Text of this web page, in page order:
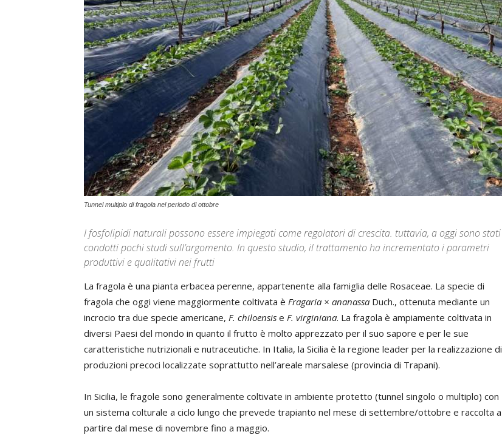
Tunnel multiplo di fragola nel periodo di ottobre
I fosfolipidi naturali possono essere impiegati come regolatori di crescita. tuttavia, a oggi sono stati
condotti pochi studi sull’argomento. In questo studio, il trattamento ha incrementato i parametri
produttivi e qualitativi nei frutti
La fragola è una pianta erbacea perenne, appartenente alla famiglia delle Rosaceae. La specie di
fragola che oggi viene maggiormente coltivata è Fragaria × ananassa Duch., ottenuta mediante un
incrocio tra due specie americane, F. chiloensis e F. virginiana. La fragola è ampiamente coltivata in
diversi Paesi del mondo in quanto il frutto è molto apprezzato per il suo sapore e per le sue
caratteristiche nutrizionali e nutraceutiche. In Italia, la Sicilia è la regione leader per la realizzazione di
produzioni precoci localizzate soprattutto nell’areale marsalese (provincia di Trapani).
In Sicilia, le fragole sono generalmente coltivate in ambiente protetto (tunnel singolo o multiplo) con
un sistema colturale a ciclo lungo che prevede trapianto nel mese di settembre/ottobre e raccolta a
partire dal mese di novembre fino a maggio.